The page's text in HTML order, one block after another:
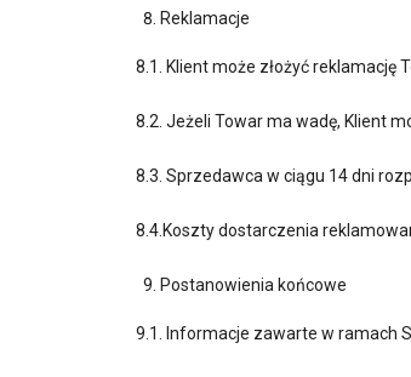
Reklamacje
8.1. Klient może złożyć
8.2. Jeżeli Towar ma wadę, Klient
8.3. Sprzedawca w ciągu 14 dni
8.4.Koszty dostarczenia
Postanowienia końcowe
9.1. Informacje zawarte w ramach